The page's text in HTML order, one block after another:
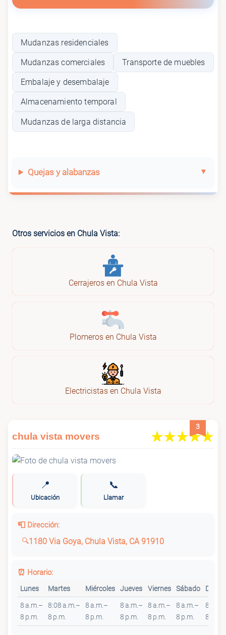
Mudanzas residenciales
Mudanzas comerciales Transporte de muebles
Embalaje y desembalaje
Almacenamiento temporal
Mudanzas de larga distancia
Quejas y alabanzas
Otros servicios en Chula Vista:
Cerrajeros en Chula Vista
Plomeros en Chula Vista
Electricistas en Chula Vista
3
chula vista movers
📍
Ubicación
📞
Llamar
📮 Dirección:
1180 Via Goya, Chula Vista, CA 91910
⏰ Horario:
Lunes Martes Miércoles Jueves Viernes Sábado
8 a.m.–
8 p.m.
8:08 a.m.–
8 p.m.
8 a.m.–
8 p.m.
8 a.m.–
8 p.m.
8 a.m.–
8 p.m.
8 a.m.–
8 p.m.
8
8 p.m.